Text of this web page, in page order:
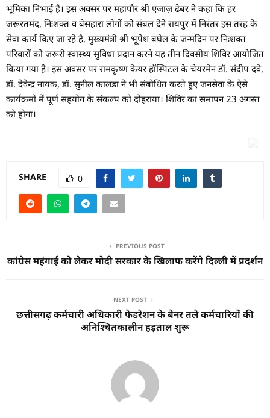
भूमिका निभाई है। इस अवसर पर महापौर श्री एजाज़ ढेबर ने कहा कि हर
जरूरतमंद, निःशक्त व बेसहारा लोगों को संबल देने रायपुर में निरंतर इस तरह के
सेवा कार्य किए जा रहे है, मुख्यमंत्री श्री भूपेश बघेल के जन्मदिन पर निःशक्त
परिवारों को जरूरी स्वास्थ्य सुविधा प्रदान करने यह तीन दिवसीय शिविर आयोजित
किया गया है। इस अवसर पर रामकृष्ण केयर हॉस्पिटल के चेयरमेन डॉ. संदीप दवे,
डॉ. देवेन्द्र नायक, डॉ. सुनील कालडा ने भी संबोधित करते हुए जनसेवा के ऐसे
कार्यक्रमों में पूर्ण सहयोग के संकल्प को दोहराया। शिविर का समापन 23 अगस्त
को होगा।
SHARE 0
PREVIOUS POST
कांग्रेस महंगाई को लेकर मोदी सरकार के खिलाफ करेंगे दिल्ली में प्रदर्शन
NEXT POST
छत्तीसगढ़ कर्मचारी अधिकारी फेडरेशन के बैनर तले कर्मचारियों की
अनिश्चितकालीन हड़ताल शुरू